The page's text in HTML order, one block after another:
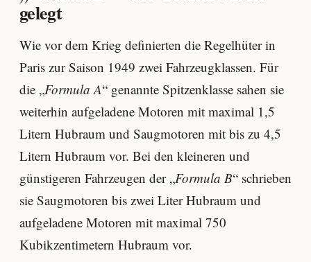
gelegt
Wie vor dem Krieg definierten die Regelhüter in
Paris zur Saison 1949 zwei Fahrzeugklassen. Für
die „Formula A“ genannte Spitzenklasse sahen sie
weiterhin aufgeladene Motoren mit maximal 1,5
Litern Hubraum und Saugmotoren mit bis zu 4,5
Litern Hubraum vor. Bei den kleineren und
günstigeren Fahrzeugen der „Formula B“ schrieben
sie Saugmotoren bis zwei Liter Hubraum und
aufgeladene Motoren mit maximal 750
Kubikzentimetern Hubraum vor.